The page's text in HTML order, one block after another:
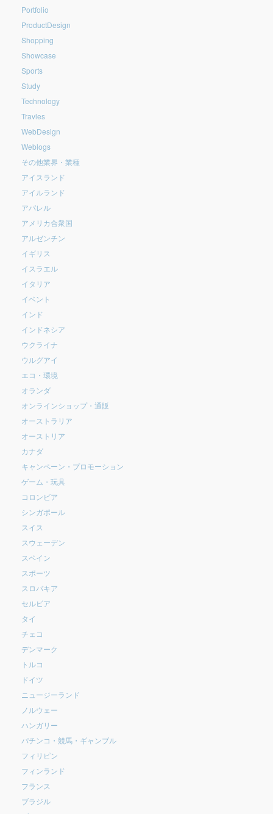
Portfolio
ProductDesign
Shopping
Showcase
Sports
Study
Technology
Travles
WebDesign
Weblogs
その他業界・業種
アイスランド
アイルランド
アパレル
アメリカ合衆国
アルゼンチン
イギリス
イスラエル
イタリア
イベント
インド
インドネシア
ウクライナ
ウルグアイ
エコ・環境
オランダ
オンラインショップ・通販
オーストラリア
オーストリア
カナダ
キャンペーン・プロモーション
ゲーム・玩具
コロンビア
シンガポール
スイス
スウェーデン
スペイン
スポーツ
スロバキア
セルビア
タイ
チェコ
デンマーク
トルコ
ドイツ
ニュージーランド
ノルウェー
ハンガリー
パチンコ・競馬・ギャンブル
フィリピン
フィンランド
フランス
ブラジル